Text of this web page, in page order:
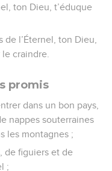
ton Dieu, t’éduque
l’Éternel, ton Dieu,
craindre.
promis
dans un bon pays,
nappes souterraines
les montagnes ;
de figuiers et de
;